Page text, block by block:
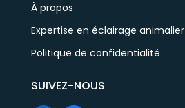
À propos
Expertise en éclairage animalier
Politique de confidentialité
SUIVEZ-NOUS